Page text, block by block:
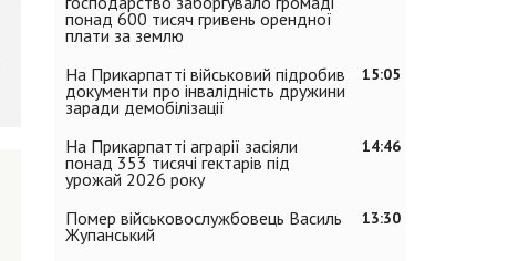
понад 600 тисяч гривень орендної
плати за землю
15:05
На Прикарпатті військовий підробив
документи про інвалідність дружини
заради демобілізації
14:46
На Прикарпатті аграрії засіяли
понад 353 тисячі гектарів під
урожай 2026 року
13:30
Помер військовослужбовець Василь
Жупанський